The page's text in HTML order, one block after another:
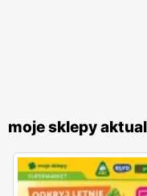
moje sklepy